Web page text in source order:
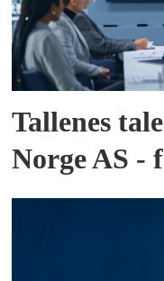
Tallenes
Norge AS -